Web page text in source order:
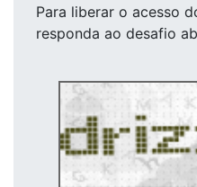
Para liberar o acesso
responda ao desafio